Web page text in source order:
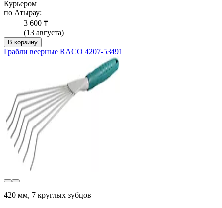
Курьером
по Атырау:
3 600 ₸
(13 августа)
В корзину
Грабли веерные RACO 4207-53491
420 мм, 7 круглых зубцов